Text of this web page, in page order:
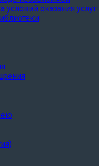
условий оказания услуг